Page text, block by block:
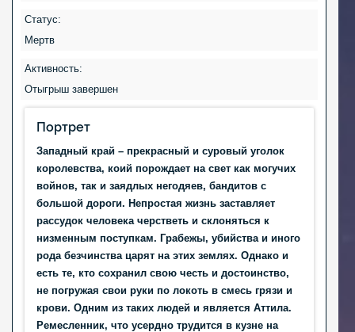
Статус:
Мертв
Активность:
Отыгрыш завершен
Портрет
Западный край – прекрасный и суровый уголок
королевства, коий порождает на свет как могучих
войнов, так и заядлых негодяев, бандитов с
большой дороги. Непростая жизнь заставляет
рассудок человека черстветь и склоняться к
низменным поступкам. Грабежы, убийства и иного
рода безчинства царят на этих землях. Однако и
есть те, кто сохранил свою честь и достоинство,
не погружая свои руки по локоть в смесь грязи и
крови. Одним из таких людей и является Аттила.
Ремесленник, что усердно трудится в кузне на